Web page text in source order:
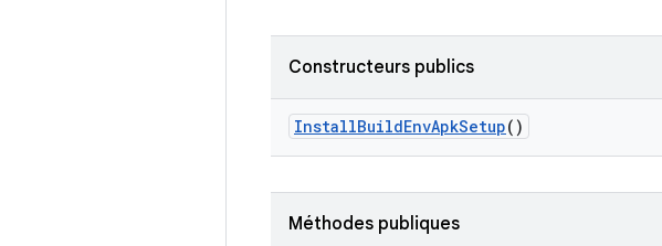
Constructeurs publics
InstallBuildEnvApkSetup()
Méthodes publiques